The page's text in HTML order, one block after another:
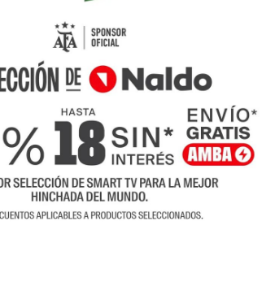
en el local de Nevada del departamento
igual modalidad sucedidos días atrás en el
así a la instalación ubicada en calle
rastro alguno.
denunciados por comerciantes de la zona
ola de boqueteros que está afectando a San